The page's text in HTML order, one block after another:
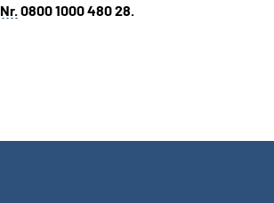
Nr.0800 1000 480 28.